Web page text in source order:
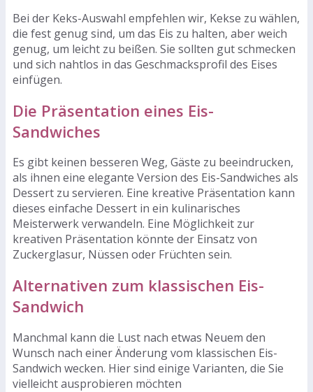
Bei der Keks-Auswahl empfehlen wir, Kekse zu wählen,
die fest genug sind, um das Eis zu halten, aber weich
genug, um leicht zu beißen. Sie sollten gut schmecken
und sich nahtlos in das Geschmacksprofil des Eises
einfügen.
Die Präsentation eines Eis-
Sandwiches
Es gibt keinen besseren Weg, Gäste zu beeindrucken,
als ihnen eine elegante Version des Eis-Sandwiches als
Dessert zu servieren. Eine kreative Präsentation kann
dieses einfache Dessert in ein kulinarisches
Meisterwerk verwandeln. Eine Möglichkeit zur
kreativen Präsentation könnte der Einsatz von
Zuckerglasur, Nüssen oder Früchten sein.
Alternativen zum klassischen Eis-
Sandwich
Manchmal kann die Lust nach etwas Neuem den
Wunsch nach einer Änderung vom klassischen Eis-
Sandwich wecken. Hier sind einige Varianten, die Sie
vielleicht ausprobieren möchten